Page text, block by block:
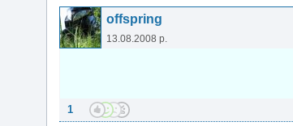
offspring
13.08.2008 р.
1